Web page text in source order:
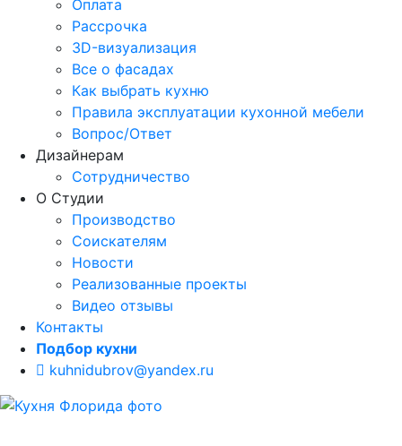
Оплата
Рассрочка
3D-визуализация
Все о фасадах
Как выбрать кухню
Правила эксплуатации кухонной мебели
Вопрос/Ответ
Дизайнерам
Сотрудничество
О Студии
Производство
Соискателям
Новости
Реализованные проекты
Видео отзывы
Контакты
Подбор кухни
kuhnidubrov@yandex.ru